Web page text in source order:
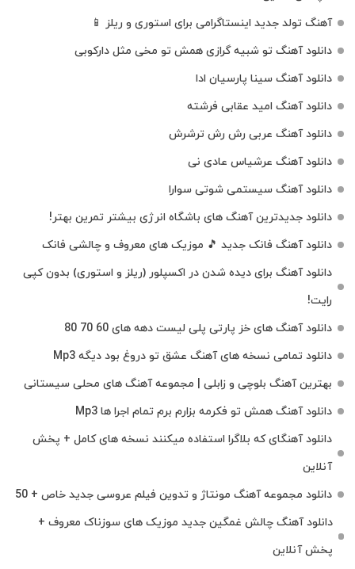
آهنگ تولد جدید اینستاگرامی برای استوری و ریلز 📱
دانلود آهنگ تو شبیه گرازی همش تو مخی مثل دارکوبی
دانلود آهنگ سینا پارسیان ادا
دانلود آهنگ امید عقابی فرشته
دانلود آهنگ عربی رش رش ترشرش
دانلود آهنگ عرشیاس عادی نی
دانلود آهنگ سیستمی شوتی سوارا
دانلود جدیدترین آهنگ‌ های باشگاه انرژی بیشتر تمرین بهتر!
دانلود آهنگ فانک جدید 🎵 موزیک‌ های معروف و چالشی فانک
دانلود آهنگ برای دیده شدن در اکسپلور (ریلز و استوری) بدون کپی
رایت!
دانلود آهنگ های خز پارتی پلی لیست دهه های 60 70 80
دانلود تمامی نسخه های آهنگ عشق تو دروغ بود دیگه Mp3
بهترین آهنگ بلوچی و زابلی | مجموعه آهنگ‌ های محلی سیستانی
دانلود آهنگ همش تو فکرمه بزارم برم تمام اجرا ها Mp3
دانلود آهنگای که بلاگرا استفاده میکنند نسخه های کامل + پخش
آنلاین
دانلود مجموعه آهنگ مونتاژ و تدوین فیلم عروسی جدید خاص + 50
دانلود آهنگ چالش غمگین جدید موزیک های سوزناک معروف +
پخش آنلاین